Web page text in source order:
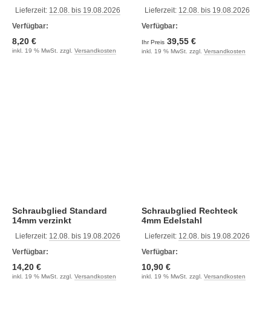
Lieferzeit: 12.08. bis 19.08.2026
Verfügbar:
8,20 €
inkl. 19 % MwSt. zzgl. Versandkosten
Lieferzeit: 12.08. bis 19.08.2026
Verfügbar:
Ihr Preis 39,55 €
inkl. 19 % MwSt. zzgl. Versandkosten
Schraubglied Standard
14mm verzinkt
Lieferzeit: 12.08. bis 19.08.2026
Verfügbar:
14,20 €
inkl. 19 % MwSt. zzgl. Versandkosten
Schraubglied Rechteck
4mm Edelstahl
Lieferzeit: 12.08. bis 19.08.2026
Verfügbar:
10,90 €
inkl. 19 % MwSt. zzgl. Versandkosten